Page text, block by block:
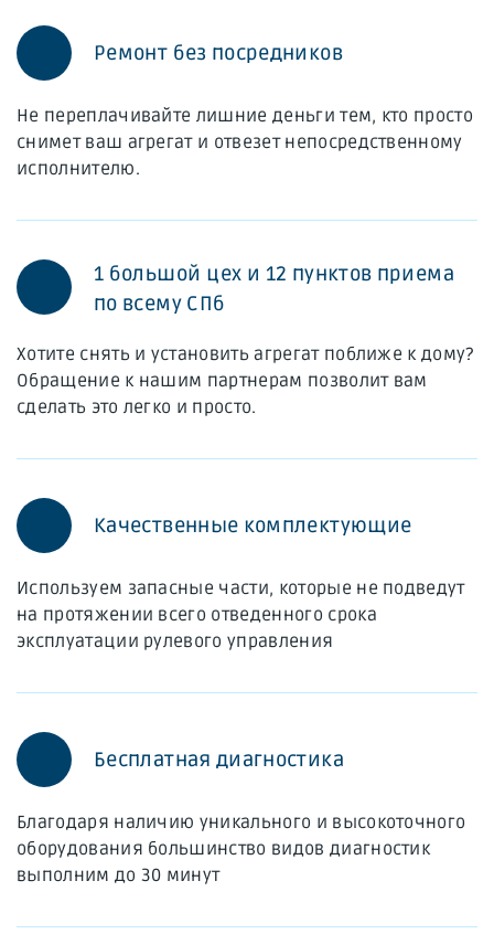
Ремонт без посредников
Не переплачивайте лишние деньги тем, кто просто
снимет ваш агрегат и отвезет непосредственному
исполнителю.
1 большой цех и 12 пунктов приема
по всему СПб
Хотите снять и установить агрегат поближе к дому?
Обращение к нашим партнерам позволит вам
сделать это легко и просто.
Качественные комплектующие
Используем запасные части, которые не подведут
на протяжении всего отведенного срока
эксплуатации рулевого управления
Бесплатная диагностика
Благодаря наличию уникального и высокоточного
оборудования большинство видов диагностик
выполним до 30 минут